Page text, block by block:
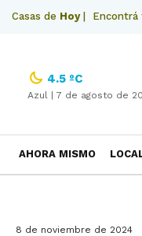
Casas de Hoy| Encontrá
4.5 ºC
Azul | 7 de agosto de
AHORA MISMO
8 de noviembre de 2024